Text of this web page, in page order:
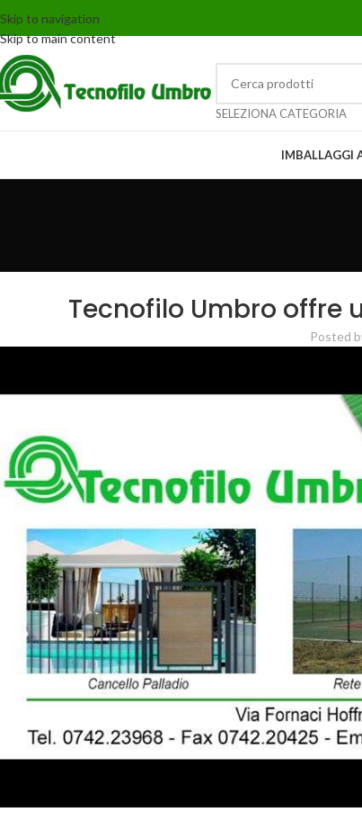
Skip to navigation
Skip to main content
SELEZIONA CATEGORIA
IMBALLAGGI
Tecnofilo Umbro offre
Posted